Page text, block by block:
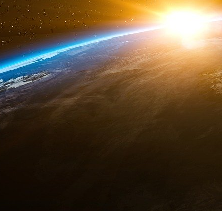
1934 : Interdictions aux Américains
Roosevelt, ce qui était une décision
économique de chaque américain et
massivement excédentaire. Dévaluer,
dépression, ce qui eut lieu bien entendu.
1972 : Nixon casse le lien entre le dollar
contre l’or.
1978-2007. Bref répit avec Volcker et
sur le dollar, qui remonte très fort contre